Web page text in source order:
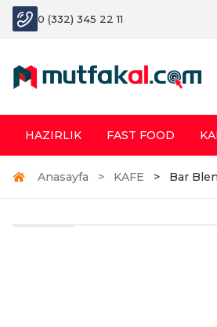
0 (332) 345 22 11
HAZIRLIK FAST FOOD
Anasayfa KAFE Bar